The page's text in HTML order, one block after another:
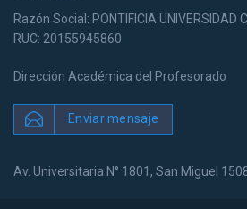
Razón Social: PONTIFICIA UNIVERSIDAD
RUC: 20155945860
Dirección Académica del Profesorado
Enviar mensaje
Av. Universitaria N° 1801, San Miguel